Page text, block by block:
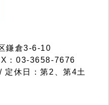
鎌倉3-6-10
：03-3658-7676
休日：第2、第4土